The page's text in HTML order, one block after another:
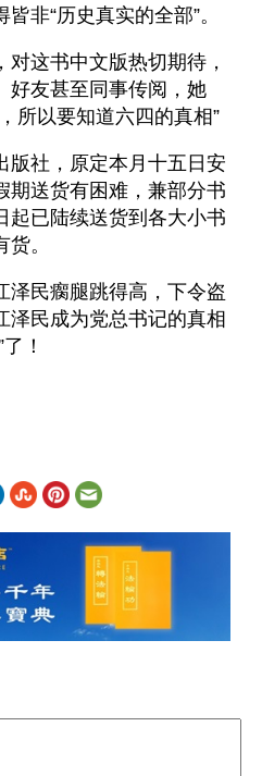
非“历史真实的全部”。
这书中文版热切期待，
好友甚至同事传阅，她
所以要知道六四的真相”
版社，原定本月十五日安
期送货有困难，兼部分书
起已陆续送货到各大小书
货。
泽民瘸腿跳得高，下令盗
泽民成为党总书记的真相
！